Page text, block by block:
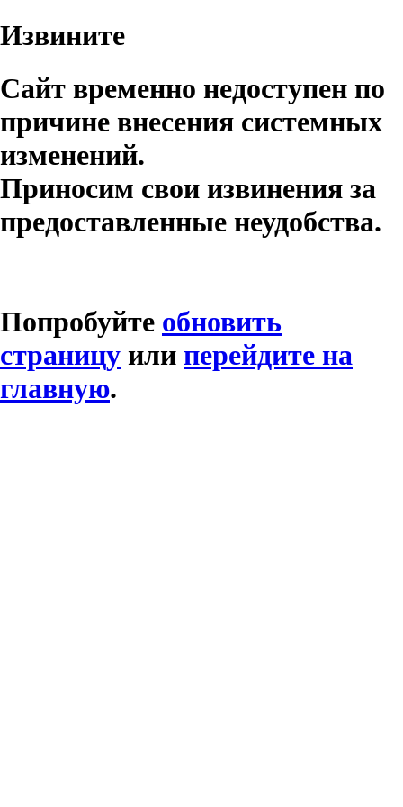
Извините
Сайт временно недоступен по
причине внесения системных
изменений.
Приносим свои извинения за
предоставленные неудобства.
Попробуйте обновить
страницу или перейдите на
главную.